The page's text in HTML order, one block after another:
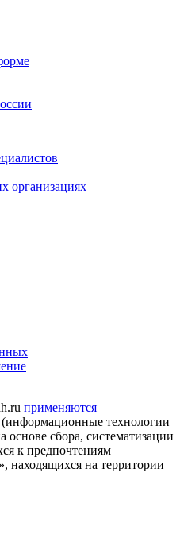
организациях
применяются
(информационные технологии
сбора, систематизации
к предпочтениям
находящихся на территории